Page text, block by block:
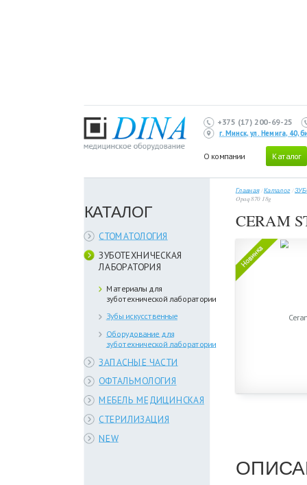
+375 (17) 200-69-25
г. Минск, ул. Немига, 40,
О компании Каталог
КАТАЛОГ
СТОМАТОЛОГИЯ
ЗУБОТЕХНИЧЕСКАЯ
ЛАБОРАТОРИЯ
Материалы для
зуботехнической лаборатории
Зубы искусственные
Оборудование для
зуботехнической лаборатории
ЗАПАСНЫЕ ЧАСТИ
ОФТАЛЬМОЛОГИЯ
МЕБЕЛЬ МЕДИЦИНСКАЯ
СТЕРИЛИЗАЦИЯ
NEW
Главная /Каталог /
Opaq 870 18g
CERAM